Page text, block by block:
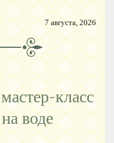
7 августа, 2026
класс
воде